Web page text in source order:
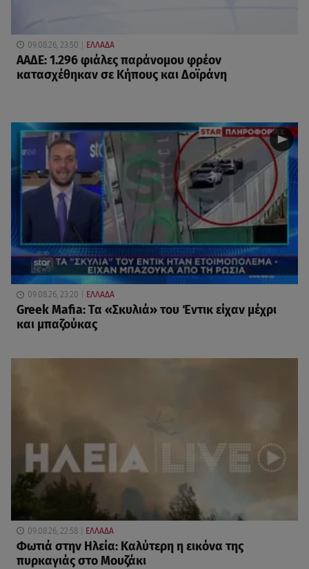
09.08.26, 23:50 ΕΛΛΑΔΑ
ΑΑΔΕ: 1.296 φιάλες παράνομου φρέον
κατασχέθηκαν σε Κήπους και Δοϊράνη
09.08.26, 23:20 ΕΛΛΑΔΑ
Greek Mafia: Τα «Σκυλιά» του Έντικ είχαν μέχρι
και μπαζούκας
09.08.26, 22:58 ΕΛΛΑΔΑ
Φωτιά στην Ηλεία: Καλύτερη η εικόνα της
πυρκαγιάς στο Μουζάκι